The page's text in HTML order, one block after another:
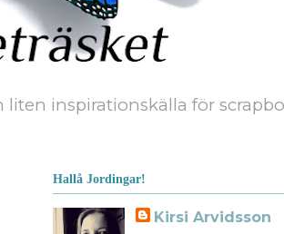
liten inspirationskälla för
Hallå Jordingar!
Kirsi Arvidsson